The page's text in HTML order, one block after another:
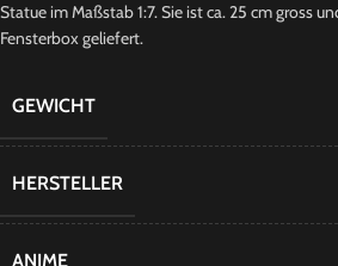
Statue im Maßstab 1:7. Sie ist ca. 25 cm gross
Fensterbox geliefert.
GEWICHT
HERSTELLER
ANIME